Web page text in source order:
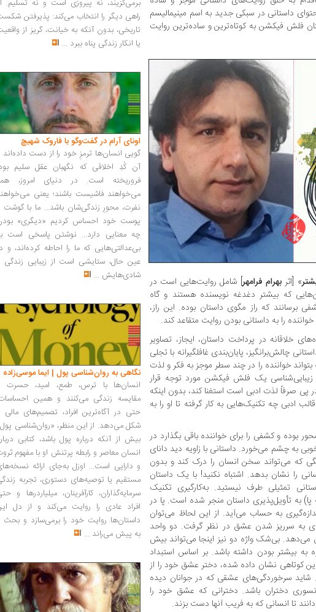
داستانی در سبکی جدید به اسم مینیمالیسم
فلش فیکشن به کوتاه‌ترین و ساده‌ترین روایت
» [اثر بهرام فرامهر] شامل روایت‌هایی است در
که بیشتر دغدغه نویسنده هستند و گاه
برسانند که راز مگوی داستان بوده. این راز،
را به داستانی بودن روایت متقاعد کند.
خلاقانه در پرداخت داستان، ایجاز، تصاویر
چالش‌برانگیز، پایان‌بندی غافلگیرانه با تجلی
خواننده را در چند سطر موجز به فکر و لذت
زیبایی‌شناسی یک فلش فیکشن مورد توجه قرار
پی صرفاً لذت ادبی است استغنا کند، بدون اینکه
ادبی چه تکنیک‌هایی به‌ کار گرفته تا او را به
بوده و کشفی را برای خواننده باقی بگذارد در
به چشم می‌خورد. داستانی با زاویه دید دانای
می‌تواند سخن انسان را درک کند و بدون
را نشان بدهد. اشتباه نکنید! با یک داستان
تمثیلی طرف نیستید. به‌کارگیری تکنیک
پا) به تأویل‌پذیری داستان منجر شده ‌است. پا در
به حساب می‌آید. از این لحاظ می‌توان
به سرریز شدن عشق در نظر گرفت. دو واحد
بی‌شک واژه دو نیز اینجا می‌تواند بیش
به بیشتر بودن داشته باشد. بر اساس استبداد
کوتاهی نشان داده شده، دختر عشق خود را از
سرخوردگی‌های عشقی که در جوانان دیده
دختران باشد. دخترانی که عشق خود را
تا انسانی که به فریب آنها دست بزند.
برمی‌گزیند، نه پیروزی است و نه تسلیم.
راهی دیگر را انتخاب می‌کند: پذیرفتن
تاریخی، بدون آنکه به خیانت، گریز از
یا انکار زندگی پناه ببرد ...
اونای آرام در گفت‌وگو با فاروک شهیچ‭
گویی انسان‌ها ترمزِ خود را از دست داده‌اند
آن کُدِ اخلاقی که نگهبان عقل سلیم
فروریخته است. در دنیای امروز،
می‌خواهند فاشیست باشند؛ یعنی
نفرت، محورِ زندگی‌شان باشد... ما با گوشت
پوست خود احساس کردیم «دیگری»
چه معنایی دارد... نوشتن پاسخی است
بی‌عدالتی‌هایی که ما را احاطه کرده‌اند، و
عین حال، ستایشی است از زیبایی زندگی
شادی‌هایش ...
نگاهی به روان‌شناسی پول | ایما موسی‌زاده
انسان‌ها با ترس، طمع، امید، حسرت
مقایسه زندگی می‌کنند و همین
حتی در آگاه‌ترین افراد، تصمیم‌های مالی
شکل می‌دهد. از این منظر، «روان‌شناسی
بیش از آنکه درباره پول باشد، کتابی
انسان معاصر و رابطه پرتنش او با مفهوم
و دارایی است... اوزل به‌جای ارائه
مستقیم یا توصیه‌های دستوری، تجربه
سرمایه‌گذاران، کارآفرینان، میلیاردرها و
افراد عادی را روایت می‌کند و از دل
داستان‌ها روایت خود را برمی‌سازد و بحث
به پیش می‌راند ...